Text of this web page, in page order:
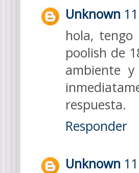
Unknown
hola,
poolish de
ambiente
respuesta.
Responder
Unknown